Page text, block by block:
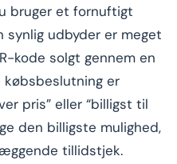
bruger et fornuftigt
synlig udbyder er meget
kode solgt gennem en
købsbeslutning er
pris” eller “billigst til
den billigste mulighed,
tillidstjek.